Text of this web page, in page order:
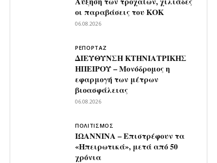
οι παραβάσεις του ΚΟΚ
06.08.2026
ΡΕΠΟΡΤΑΖ
ΔΙΕΥΘΥΝΣΗ ΚΤΗΝΙΑΤΡΙΚΗΣ
ΗΠΕΙΡΟΥ – Μονόδρομος η
εφαρμογή των μέτρων
βιοασφάλειας
06.08.2026
ΠΟΛΙΤΙΣΜΟΣ
ΙΩΑΝΝΙΝΑ – Επιστρέφουν τα
«Ηπειρωτικά», μετά από 50
χρόνια